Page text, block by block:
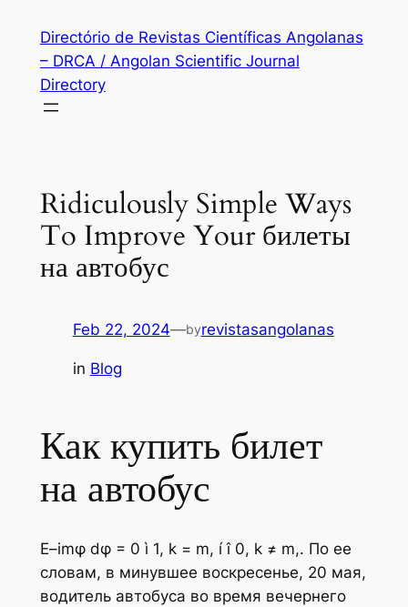
content
Directório de Revistas Científicas Angolanas
– DRCA / Angolan Scientific Journal
Directory
Ridiculously Simple Ways
To Improve Your билеты
на автобус
Feb 22, 2024—byrevistasangolanas
in Blog
Как купить билет
на автобус
E–imφ dφ = 0 ì 1, k = m, í î 0, k ≠ m,. По ее
словам, в минувшее воскресенье, 20 мая,
водитель автобуса во время вечернего